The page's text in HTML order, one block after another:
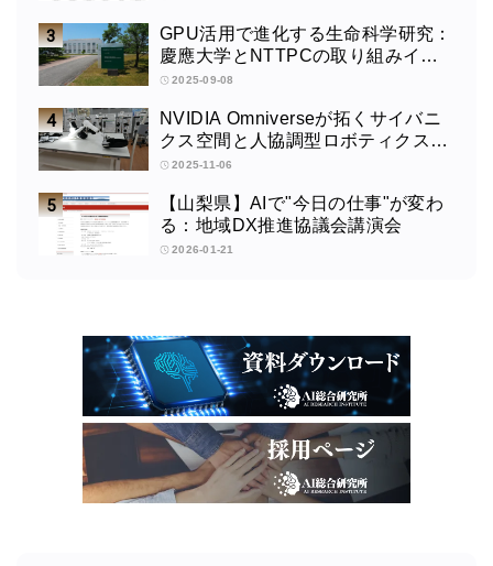
GPU活用で進化する生命科学研究：
慶應大学とNTTPCの取り組みイン
タビュー
2025-09-08
NVIDIA Omniverseが拓くサイバニ
クス空間と人協調型ロボティクスの
未来：筑波大学サイバニクス研究セ
2025-11-06
【山梨県】AIで"今日の仕事"が変わ
る：地域DX推進協議会講演会
2026-01-21